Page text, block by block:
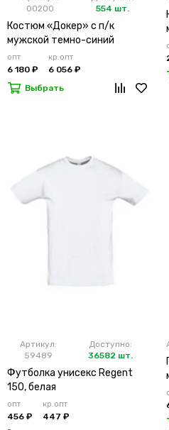
00200
554 шт.
Костюм «Докер» с п/к
мужской темно-синий
опт
6 180 ₽
кр.опт
6 056 ₽
Выбрать
Артикул:
59489
Доступно:
36582 шт.
Футболка унисекс Regent
150, белая
опт
456 ₽
кр.опт
447 ₽